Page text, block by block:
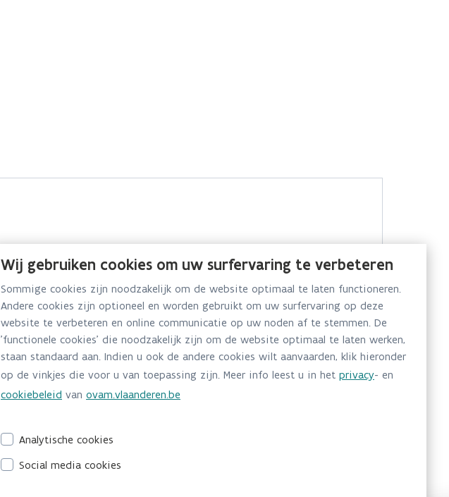
Wij gebruiken cookies om uw surfervaring te verbeteren
Sommige cookies zijn noodzakelijk om de website optimaal te laten functioneren.
Andere cookies zijn optioneel en worden gebruikt om uw surfervaring op deze
website te verbeteren en online communicatie op uw noden af te stemmen. De
'functionele cookies' die noodzakelijk zijn om de website optimaal te laten werken,
staan standaard aan. Indien u ook de andere cookies wilt aanvaarden, klik hieronder
op de vinkjes die voor u van toepassing zijn. Meer info leest u in het privacy- en
cookiebeleid van ovam.vlaanderen.be
Analytische cookies
Social media cookies